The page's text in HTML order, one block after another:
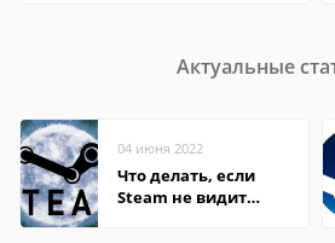
Актуальные
04 июня 2022
Что делать, если
Steam не видит